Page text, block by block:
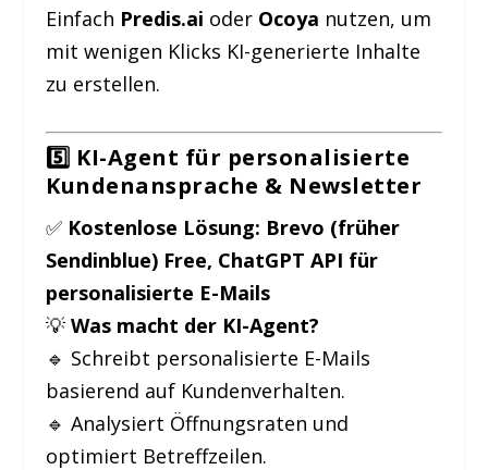
Einfach Predis.ai oder Ocoya nutzen, um
mit wenigen Klicks KI-generierte Inhalte
zu erstellen.
5️⃣ KI-Agent für personalisierte
Kundenansprache & Newsletter
✅ Kostenlose Lösung: Brevo (früher
Sendinblue) Free, ChatGPT API für
personalisierte E-Mails
💡Was macht der KI-Agent?
🔹 Schreibt personalisierte E-Mails
basierend auf Kundenverhalten.
🔹 Analysiert Öffnungsraten und
optimiert Betreffzeilen.